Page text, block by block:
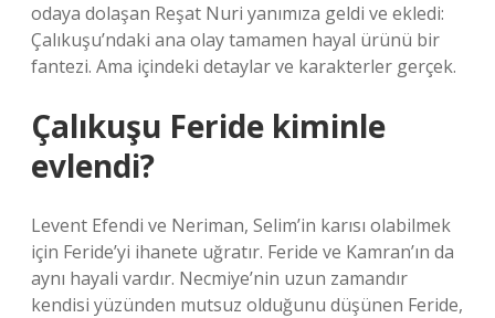
odaya dolaşan Reşat Nuri yanımıza geldi ve ekledi:
Çalıkuşu’ndaki ana olay tamamen hayal ürünü bir
fantezi. Ama içindeki detaylar ve karakterler gerçek.
Çalıkuşu Feride kiminle
evlendi?
Levent Efendi ve Neriman, Selim’in karısı olabilmek
için Feride’yi ihanete uğratır. Feride ve Kamran’ın da
aynı hayali vardır. Necmiye’nin uzun zamandır
kendisi yüzünden mutsuz olduğunu düşünen Feride,